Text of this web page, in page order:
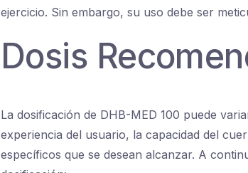
ejercicio. Sin embargo, su uso debe ser
Dosis
La dosificación de DHB-MED 100 puede
experiencia del usuario, la capacidad del
específicos que se desean alcanzar. A